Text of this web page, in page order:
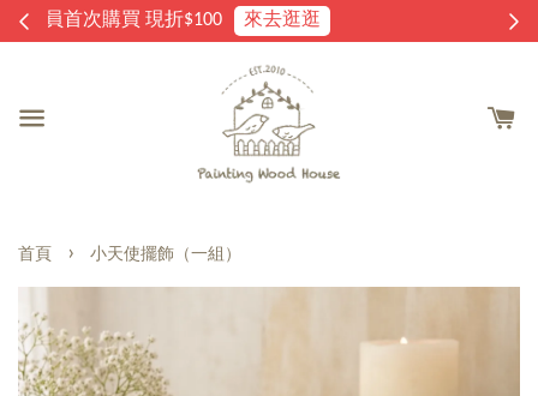
家飾雜貨 滿2000免運費
首頁 › 小天使擺飾（一組）